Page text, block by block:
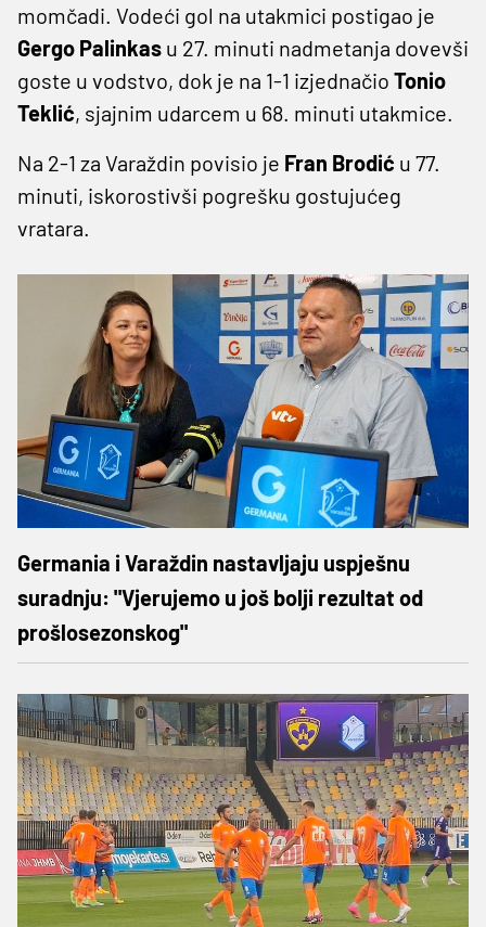
momčadi. Vodeći gol na utakmici postigao je
Gergo Palinkas u 27. minuti nadmetanja dovevši
goste u vodstvo, dok je na 1-1 izjednačio Tonio
Teklić, sjajnim udarcem u 68. minuti utakmice.
Na 2-1 za Varaždin povisio je Fran Brodić u 77.
minuti, iskorostivši pogrešku gostujućeg
vratara.
Germania i Varaždin nastavljaju uspješnu
suradnju: "Vjerujemo u još bolji rezultat od
prošlosezonskog"